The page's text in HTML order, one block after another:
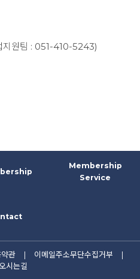
지원팀 : 051-410-5243)
Membership
Service
관 | 이메일주소무단수집거부
|
시는길